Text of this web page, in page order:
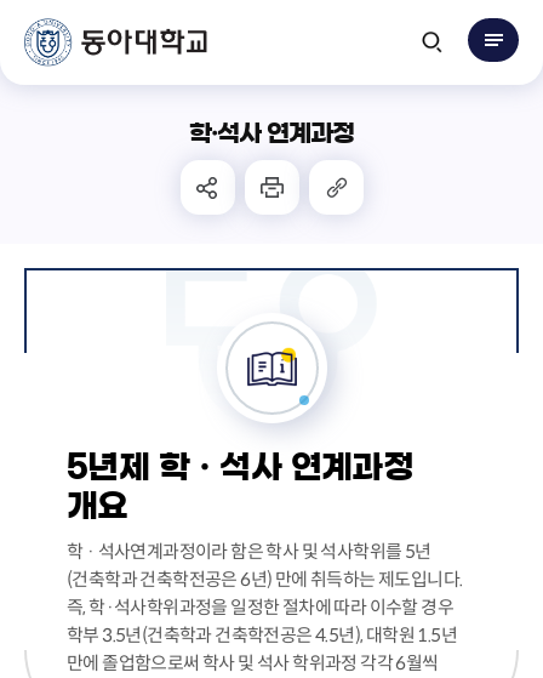
학·석사 연계과정
5년제 학ㆍ석사 연계과정
개요
학 · 석사연계과정이라 함은 학사 및 석사학위를 5년
(건축학과 건축학전공은 6년) 만에 취득하는 제도입니다.
즉, 학·석사학위과정을 일정한 절차에 따라 이수할 경우
학부 3.5년(건축학과 건축학전공은 4.5년), 대학원 1.5년
만에 졸업함으로써 학사 및 석사 학위과정 각각 6월씩